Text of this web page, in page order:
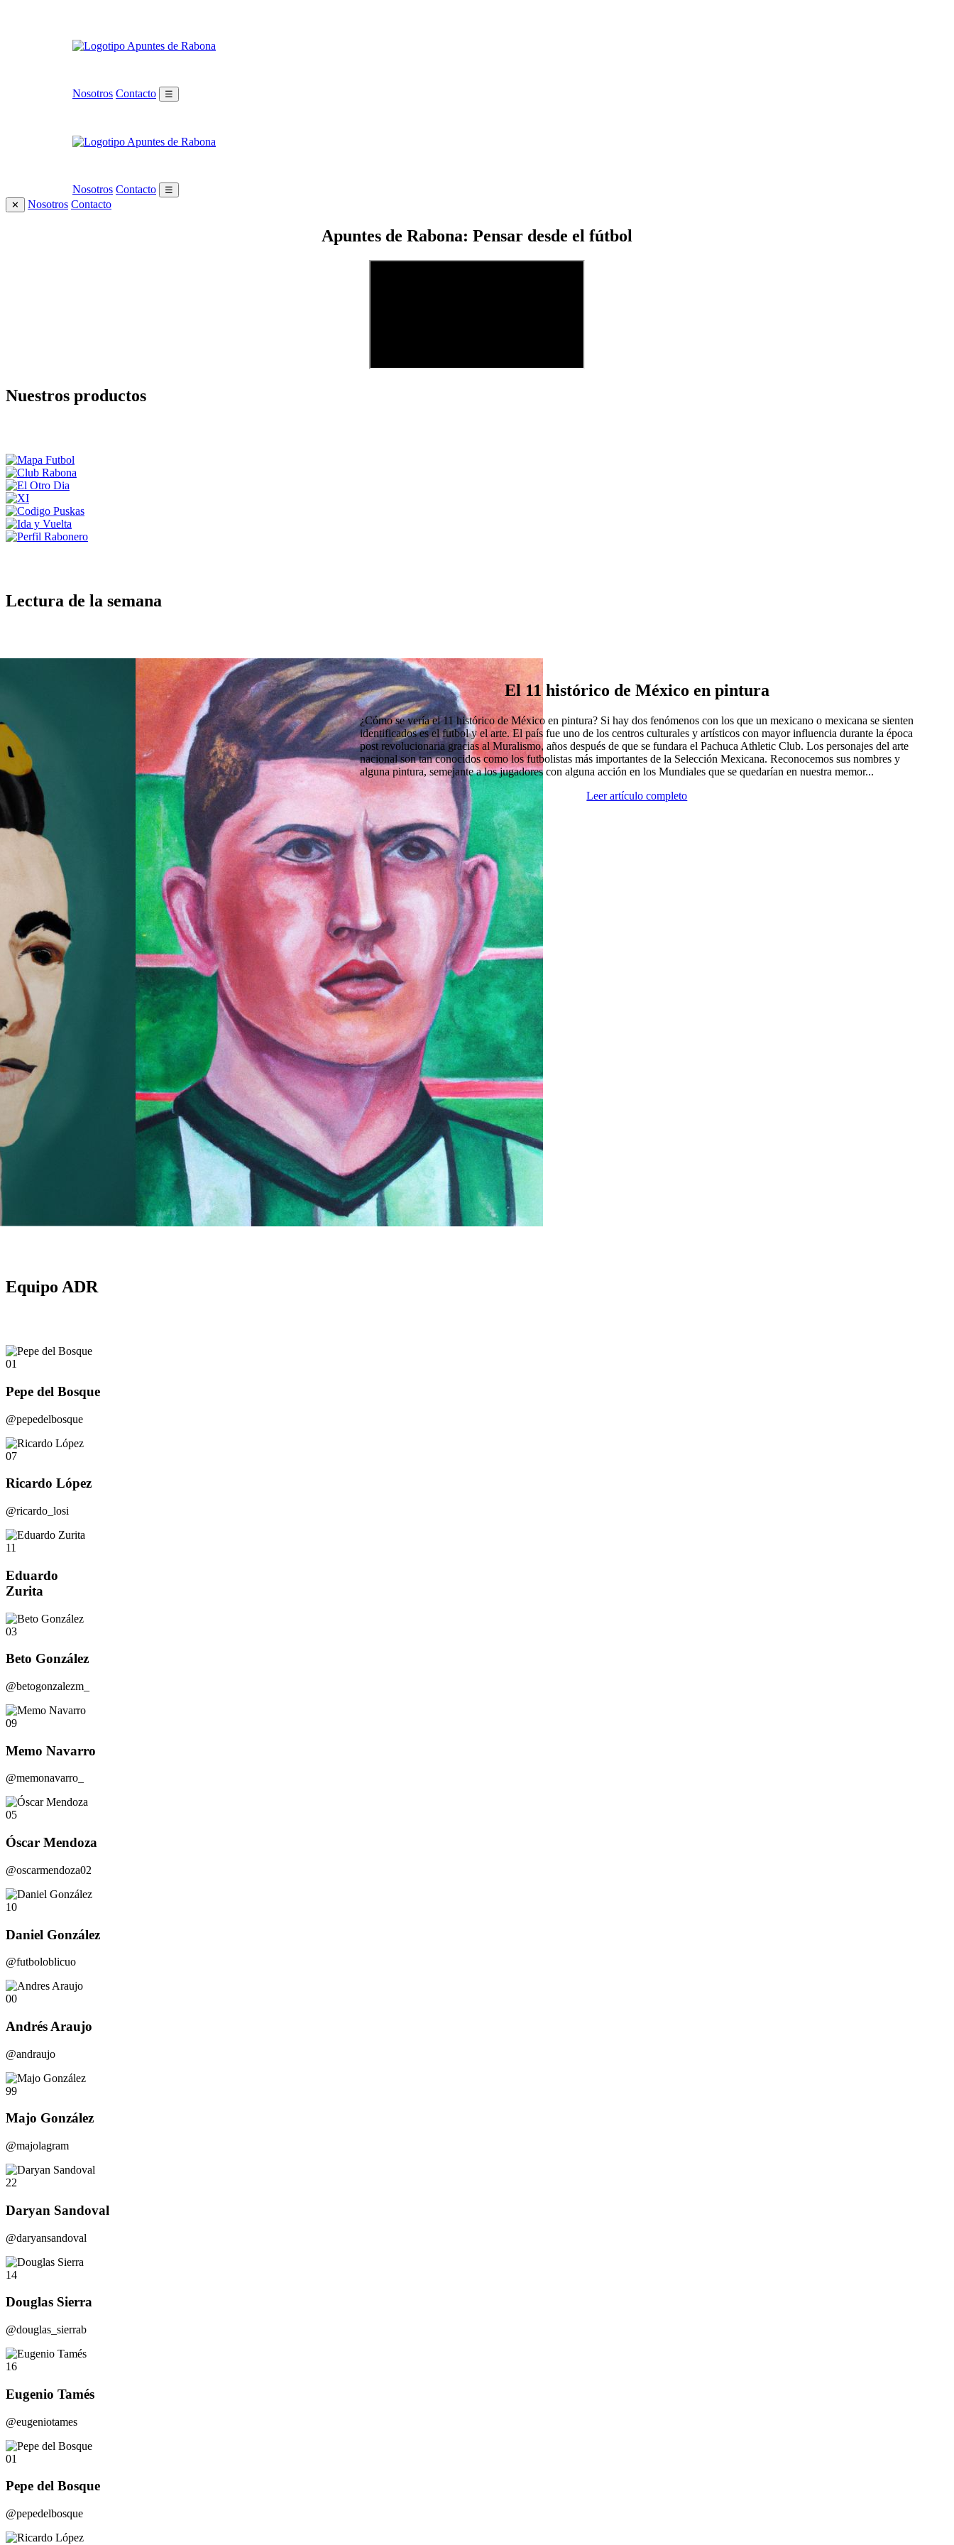
Nosotros Contacto ☰
Nosotros Contacto
☰
✕
Nosotros Contacto
Apuntes de Rabona: Pensar desde el fútbol
Nuestros productos
Lectura de la semana
El 11 histórico de México en pintura
¿Cómo se vería el 11 histórico de México en pintura? Si hay dos fenómenos con los que un mexicano o mexicana se sienten
identificados es el futbol y el arte. El país fue uno de los centros culturales y artísticos con mayor influencia durante la época
post revolucionaria gracias al Muralismo, años después de que se fundara el Pachuca Athletic Club. Los personajes del arte
nacional son tan conocidos como los futbolistas más importantes de la Selección Mexicana. Reconocemos sus nombres y
alguna pintura, semejante a los jugadores con alguna acción en los Mundiales que se quedarían en nuestra memor...
Leer artículo completo
Equipo ADR
01
Pepe del Bosque
@pepedelbosque
07
Ricardo López
@ricardo_losi
11
Eduardo
Zurita
03
Beto González
@betogonzalezm_
09
Memo Navarro
@memonavarro_
05
Óscar Mendoza
@oscarmendoza02
10
Daniel González
@futboloblicuo
00
Andrés Araujo
@andraujo
99
Majo González
@majolagram
22
Daryan Sandoval
@daryansandoval
14
Douglas Sierra
@douglas_sierrab
16
Eugenio Tamés
@eugeniotames
01
Pepe del Bosque
@pepedelbosque